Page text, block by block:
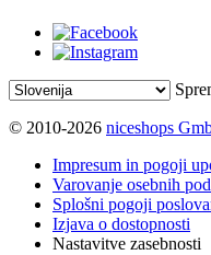
© 2010-2026 niceshops
Impresum in pogoji
Varovanje osebnih
Splošni pogoji
Izjava o dostopnosti
Nastavitve zasebnosti